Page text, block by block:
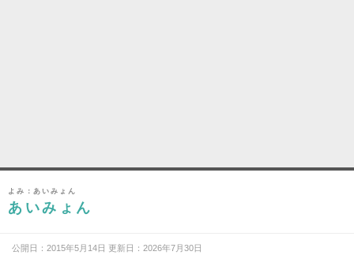
よみ：あいみょん
あいみょん
公開日：2015年5月14日 更新日：2026年7月30日